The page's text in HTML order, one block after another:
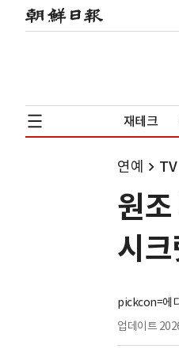
재테크
연예 TV
원
시크
pickcon=에
업데이트